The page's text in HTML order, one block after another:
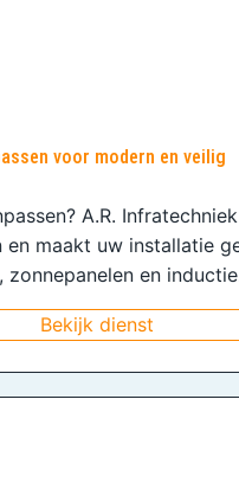
voor modern en veilig
A.R.
en maakt uw installatie
zonnepanelen en
Bekijk dienst